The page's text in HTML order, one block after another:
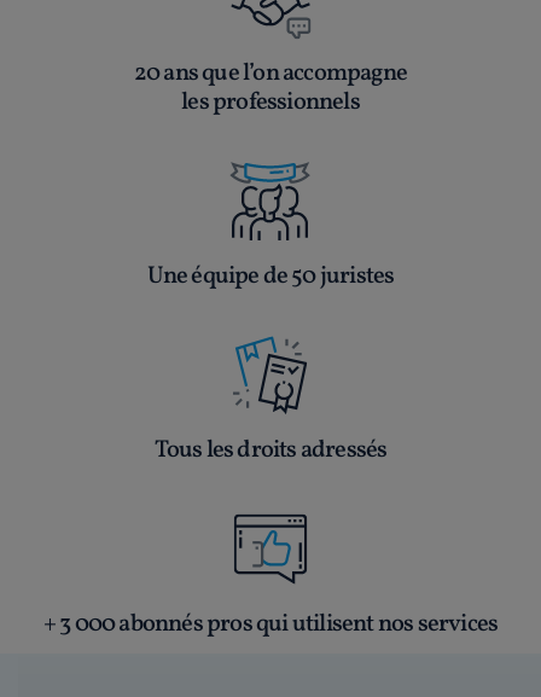
20 ans que l’on accompagne
les professionnels
Une équipe de 50 juristes
Tous les droits adressés
+ 3 000 abonnés pros qui utilisent nos services